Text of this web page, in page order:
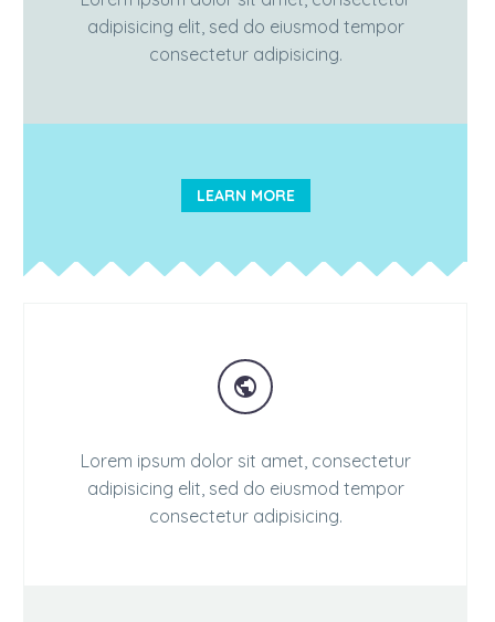
adipisicing elit, sed do eiusmod tempor
consectetur adipisicing.
LEARN MORE


Lorem ipsum dolor sit amet, consectetur
adipisicing elit, sed do eiusmod tempor
consectetur adipisicing.